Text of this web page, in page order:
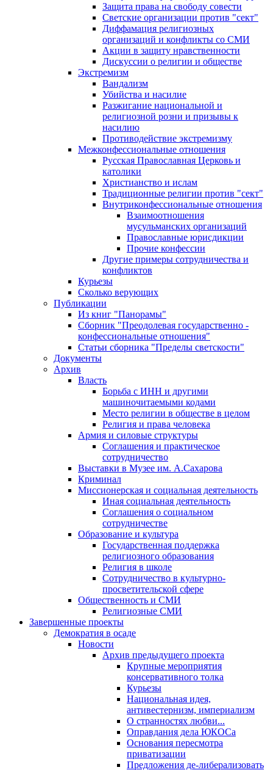
Защита права на свободу совести
Светские организации против "сект"
Диффамация религиозных
организаций и конфликты со СМИ
Акции в защиту нравственности
Дискуссии о религии и обществе
Экстремизм
Вандализм
Убийства и насилие
Разжигание национальной и
религиозной розни и призывы к
насилию
Противодействие экстремизму
Межконфессиональные отношения
Русская Православная Церковь и
католики
Христианство и ислам
Традиционные религии против "сект"
Внутриконфессиональные отношения
Взаимоотношения
мусульманских организаций
Православные юрисдикции
Прочие конфессии
Другие примеры сотрудничества и
конфликтов
Курьезы
Сколько верующих
Публикации
Из книг "Панорамы"
Сборник "Преодолевая государственно -
конфессиональные отношения"
Статьи сборника "Пределы светскости"
Документы
Архив
Власть
Борьба с ИНН и другими
машиночитаемыми кодами
Место религии в обществе в целом
Религия и права человека
Армия и силовые структуры
Соглашения и практическое
сотрудничество
Выставки в Музее им. А.Сахарова
Криминал
Миссионерская и социальная деятельность
Иная социальная деятельность
Соглашения о социальном
сотрудничестве
Образование и культура
Государственная поддержка
религиозного образования
Религия в школе
Сотрудничество в культурно-
просветительской сфере
Общественность и СМИ
Религиозные СМИ
Завершенные проекты
Демократия в осаде
Новости
Архив предыдущего проекта
Крупные мероприятия
консервативного толка
Курьезы
Национальная идея,
антивестернизм, империализм
О странностях любви...
Оправдания дела ЮКОСа
Основания пересмотра
приватизации
Предложения де-либерализовать